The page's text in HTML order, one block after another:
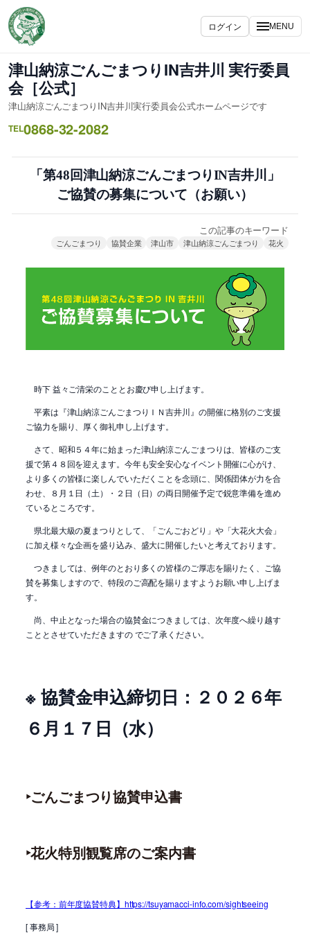
容
を
ス
キ
ッ
プ
ログイン MENU
津山納涼ごんごまつりIN吉井川 実行委員
会［公式］
津山納涼ごんごまつりIN吉井川実行委員会公式ホームページです
TEL0868-32-2082
「第48回津山納涼ごんごまつりIN吉井川」
ご協賛の募集について（お願い）
この記事のキーワード
ごんごまつり 協賛企業 津山市 津山納涼ごんごまつり 花火
時下 益々ご清栄のこととお慶び申し上げます。
平素は『津山納涼ごんごまつりＩＮ吉井川』の開催に格別のご支援
ご協力を賜り、厚く御礼申し上げます。
さて、昭和５４年に始まった津山納涼ごんごまつりは、皆様のご支
援で第４８回を迎えます。今年も安全安心なイベント開催に心がけ、
より多くの皆様に楽しんでいただくことを念頭に、関係団体が力を合
わせ、８月１日（土）・２日（日）の両日開催予定で鋭意準備を進め
ているところです。
県北最大級の夏まつりとして、「ごんごおどり」や「大花火大会」
に加え様々な企画を盛り込み、盛大に開催したいと考えております。
つきましては、例年のとおり多くの皆様のご厚志を賜りたく、ご協
賛を募集しますので、特段のご高配を賜りますようお願い申し上げま
す。
尚、中止となった場合の協賛金につきましては、次年度へ繰り越す
こととさせていただきますの でご了承ください。
※ 協賛金申込締切日：２０２６年
６月１７日（水）
‣ごんごまつり協賛申込書
‣花火特別観覧席のご案内書
【参考：前年度協賛特典】https://tsuyamacci-info.com/sightseeing
[ 事務局 ]